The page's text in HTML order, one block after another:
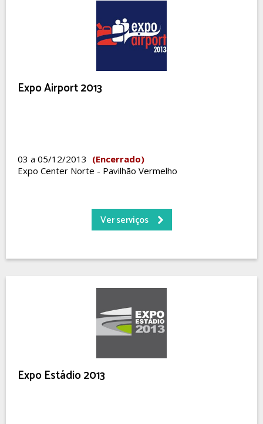
Expo Airport 2013
03 a 05/12/2013 (Encerrado)
Expo Center Norte - Pavilhão Vermelho
Ver serviços
Expo Estádio 2013